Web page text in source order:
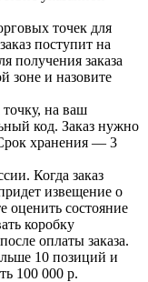
точек для
поступит на
получения заказа
зоне и назовите
точку, на ваш
код. Заказ нужно
хранения — 3
Когда заказ
извещение о
оценить состояние
коробку
оплаты заказа.
10 позиций и
100 000 р.